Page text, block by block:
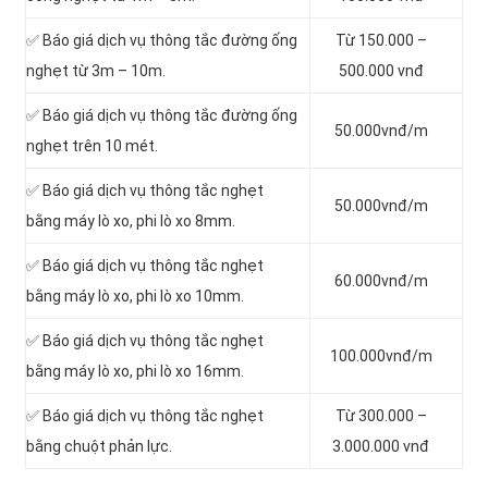
✅ Báo giá dịch vụ thông tắc đường ống
nghẹt từ 3m – 10m.
Từ 150.000 –
500.000 vnđ
✅ Báo giá dịch vụ thông tắc đường ống
nghẹt trên 10 mét.
50.000vnđ/m
✅ Báo giá dịch vụ thông tắc nghẹt
bằng máy lò xo, phi lò xo 8mm.
50.000vnđ/m
✅ Báo giá dịch vụ thông tắc nghẹt
bằng máy lò xo, phi lò xo 10mm.
60.000vnđ/m
✅ Báo giá dịch vụ thông tắc nghẹt
bằng máy lò xo, phi lò xo 16mm.
100.000vnđ/m
✅ Báo giá dịch vụ thông tắc nghẹt
bằng chuột phản lực.
Từ 300.000 –
3.000.000 vnđ